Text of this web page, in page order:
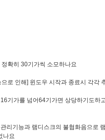
확히 30기가씩 소모하나요
로 인해] 윈도우 시작과 종료시 각각
기가를 넘어64기가면 상당하기도하
리기능과 램디스크의 불협화음으로
나요